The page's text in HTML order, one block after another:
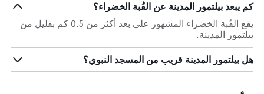
كم يبعد بيلتمور المدينة عن القُبة الخضراء؟
يقع القُبة الخضراء المشهور على بعد أكثر من 0.5 كم بقليل من
بيلتمور المدينة.
هل بيلتمور المدينة قريب من المسجد النبوي؟